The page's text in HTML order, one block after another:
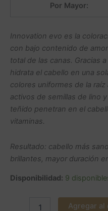
Por Mayor:
Innovation evo es la
con bajo contenido de
total de las canas. Gracias
hidrata el cabello en una
colores uniformes de la
activos de semillas de lino
teñido penetran en el
vitaminas.
Resultado: cabello más
brillantes, mayor duración
Disponibilidad: 9
Agregar al